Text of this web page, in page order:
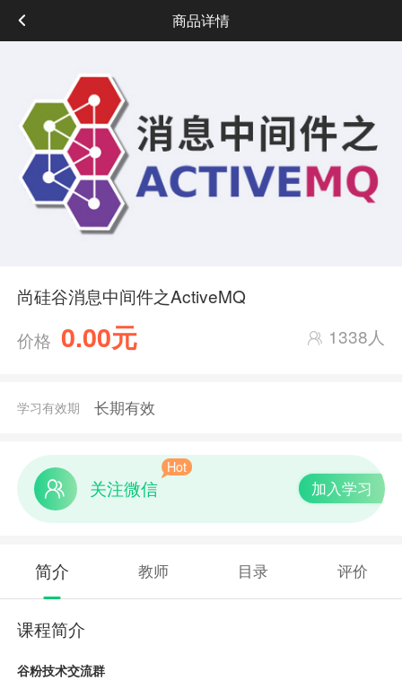
商品详情
尚硅谷消息中间件之ActiveMQ
价格 0.00元 1338人
学习有效期 长期有效
关注微信
Hot
加入学习
简介 教师 目录 评价
课程简介
谷粉技术交流群